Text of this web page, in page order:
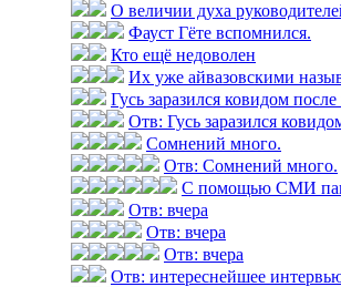
О величии духа
Фауст Гёте вспомнился.
Кто ещё недоволен
Их уже айвазовскими
Гусь заразился ковидом
Отв: Гусь заразился
Сомнений много.
Отв: Сомнений много.
С помощью СМИ
Отв: вчера
Отв: вчера
Отв: вчера
Отв: интереснейшее